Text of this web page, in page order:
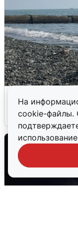
На
cookie-файлы.
6 августа 0